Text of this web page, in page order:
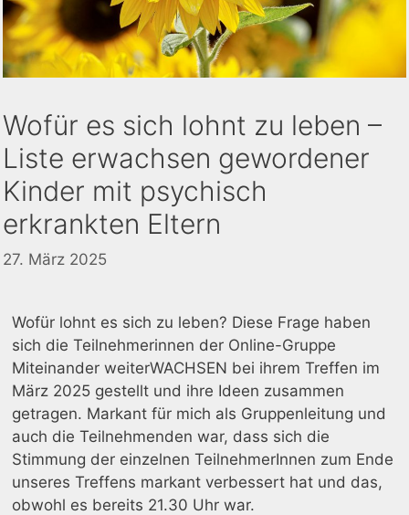
Wofür es sich lohnt zu leben –
Liste erwachsen gewordener
Kinder mit psychisch
erkrankten Eltern
27. März 2025
Wofür lohnt es sich zu leben? Diese Frage haben
sich die Teilnehmerinnen der Online-Gruppe
Miteinander weiterWACHSEN bei ihrem Treffen im
März 2025 gestellt und ihre Ideen zusammen
getragen. Markant für mich als Gruppenleitung und
auch die Teilnehmenden war, dass sich die
Stimmung der einzelnen TeilnehmerInnen zum Ende
unseres Treffens markant verbessert hat und das,
obwohl es bereits 21.30 Uhr war.